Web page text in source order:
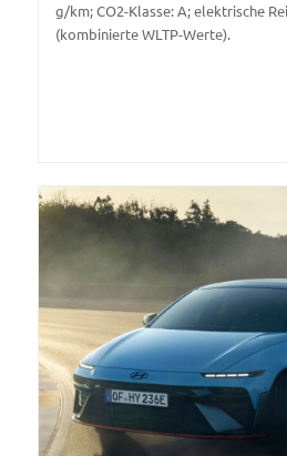
g/km; CO2-Klasse: A; elektrische
(kombinierte WLTP-Werte).